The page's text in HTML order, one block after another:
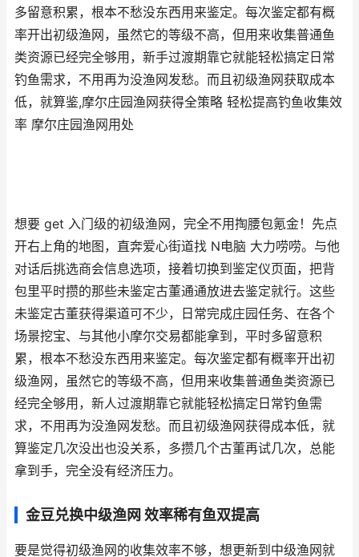
多留意积累，根本不愁没东西用来鉴定。每次鉴定都有概
率开出初级渔网，虽然它的等级不高，但用来收集普通鱼
类资源已经完全够用，新手过渡期靠它就能轻松搞定日常
钓鱼需求，不用再为没渔网发愁。而且初级渔网获取成本
低，就算鉴,摩尔庄园渔网获得全策略 轻松提高钓鱼收集效
率 摩尔庄园渔网用处
想要 get 入门级的初级渔网，完全不用掏腰包氪金！先点
开右上角的地图，直奔爱心街道找 N电脑 大力唠唠。与他
对话后挑选商会信息选项，接着切换到鉴定仪页面，把背
包里平时攒的那些未鉴定古董通通放进去鉴定就行。这些
未鉴定古董获得渠道可不少，日常完成庄园任务、在各个
场景挖宝、与其他小摩尔交易都能拿到，平时多留意积
累，根本不愁没东西用来鉴定。每次鉴定都有概率开出初
级渔网，虽然它的等级不高，但用来收集普通鱼类资源已
经完全够用，新人过渡期靠它就能轻松搞定日常钓鱼需
求，不用再为没渔网发愁。而且初级渔网获得成本低，就
算鉴定几次没出也没关系，多攒几个古董再试几次，总能
拿到手，完全没有经济压力。
金豆兑换中级渔网 效率稀有鱼双提高
要是觉得初级渔网的收集效率不够，想更新到中级渔网就